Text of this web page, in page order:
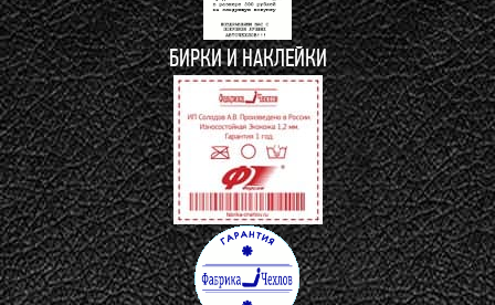
БИРКИ И НАКЛЕЙКИ